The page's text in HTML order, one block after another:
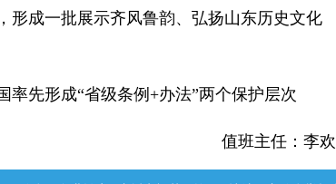
形成一批展示齐风鲁韵、弘扬山东历史文化
先形成“省级条例+办法”两个保护层次
值班主任：李欢